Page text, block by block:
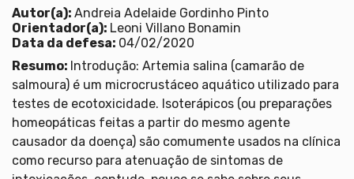
Autor(a): Andreia Adelaide Gordinho Pinto
Orientador(a): Leoni Villano Bonamin
Data da defesa: 04/02/2020
Resumo: Introdução: Artemia salina (camarão de
salmoura) é um microcrustáceo aquático utilizado para
testes de ecotoxicidade. Isoterápicos (ou preparações
homeopáticas feitas a partir do mesmo agente
causador da doença) são comumente usados na clínica
como recurso para atenuação de sintomas de